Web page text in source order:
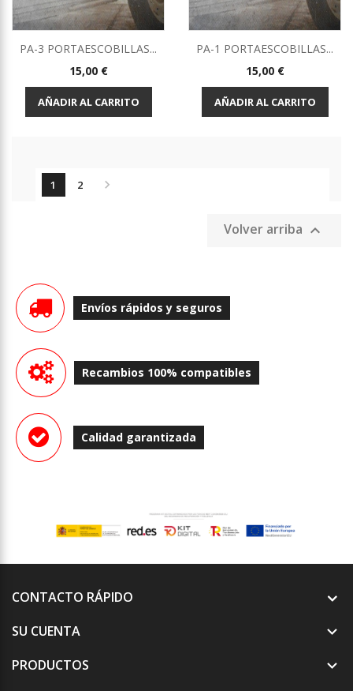
PA-3 PORTAESCOBILLAS...
Precio
15,00 €
AÑADIR AL CARRITO
PA-1 PORTAESCOBILLAS...
Precio
15,00 €
AÑADIR AL CARRITO
1 2 
Volver arriba 
Envíos rápidos y seguros
Recambios 100% compatibles
Calidad garantizada
CONTACTO RÁPIDO
SU CUENTA

PRODUCTOS 